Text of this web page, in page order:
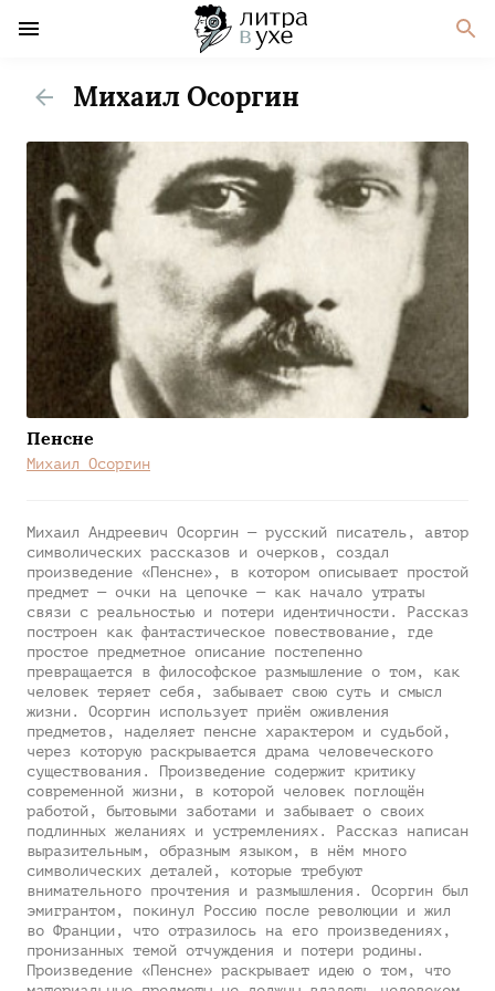
Михаил Осоргин
Пенсне
Михаил Осоргин
Михаил Андреевич Осоргин — русский писатель, автор
символических рассказов и очерков, создал
произведение «Пенсне», в котором описывает простой
предмет — очки на цепочке — как начало утраты
связи с реальностью и потери идентичности. Рассказ
построен как фантастическое повествование, где
простое предметное описание постепенно
превращается в философское размышление о том, как
человек теряет себя, забывает свою суть и смысл
жизни. Осоргин использует приём оживления
предметов, наделяет пенсне характером и судьбой,
через которую раскрывается драма человеческого
существования. Произведение содержит критику
современной жизни, в которой человек поглощён
работой, бытовыми заботами и забывает о своих
подлинных желаниях и устремлениях. Рассказ написан
выразительным, образным языком, в нём много
символических деталей, которые требуют
внимательного прочтения и размышления. Осоргин был
эмигрантом, покинул Россию после революции и жил
во Франции, что отразилось на его произведениях,
пронизанных темой отчуждения и потери родины.
Произведение «Пенсне» раскрывает идею о том, что